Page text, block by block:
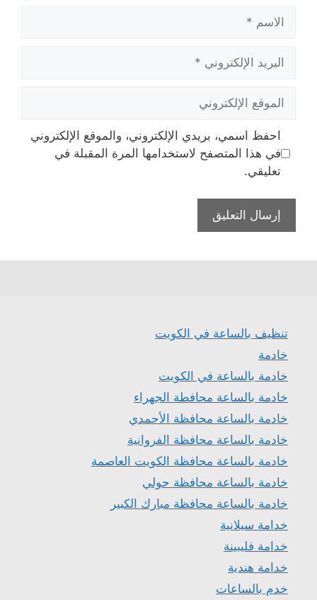
الاسم
البريد
الإلكتروني
الموقع
الإلكتروني
احفظ اسمي، بريدي الإلكتروني، والموقع الإلكتروني
في هذا المتصفح لاستخدامها المرة المقبلة في
تعليقي.
تنظيف بالساعة في الكويت
خادمة
خادمة بالساعة في الكويت
خادمة بالساعة محافطة الجهراء
خادمة بالساعة محافظة الأحمدي
خادمة بالساعة محافظة الفروانية
خادمة بالساعة محافظة الكويت العاصمة
خادمة بالساعة محافظة حولي
خادمة بالساعة محافظة مبارك الكبير
خدامة سيلانية
خدامة فليبينة
خدامة هندية
خدم بالساعات